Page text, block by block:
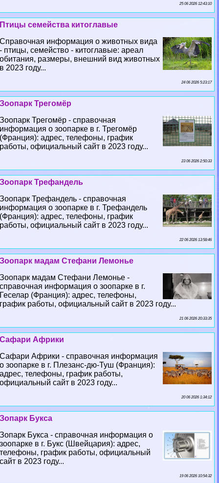
25 06 2026 12:43:10
Птицы семейства китоглавые
Справочная информация о животных вида
- птицы, семейство - китоглавые: ареал
обитания, размеры, внешний вид животных
в 2023 году...
24 06 2026 5:23:17
Зоопарк Трегомёр
Зоопарк Трегомёр - справочная
информация о зоопарке в г. Трегомёр
(Франция): адрес, телефоны, график
работы, официальный сайт в 2023 году...
23 06 2026 2:50:33
Зоопарк Трефандель
Зоопарк Трефандель - справочная
информация о зоопарке в г. Трефандель
(Франция): адрес, телефоны, график
работы, официальный сайт в 2023 году...
22 06 2026 13:58:46
Зоопарк мадам Стефани Лемонье
Зоопарк мадам Стефани Лемонье -
справочная информация о зоопарке в г.
Геселар (Франция): адрес, телефоны,
график работы, официальный сайт в 2023 году...
21 06 2026 20:33:35
Сафари Африки
Сафари Африки - справочная информация
о зоопарке в г. Плезанс-дю-Туш (Франция):
адрес, телефоны, график работы,
официальный сайт в 2023 году...
20 06 2026 1:34:12
Зопарк Букса
Зопарк Букса - справочная информация о
зоопарке в г. Букс (Швейцария): адрес,
телефоны, график работы, официальный
сайт в 2023 году...
19 06 2026 10:54:32